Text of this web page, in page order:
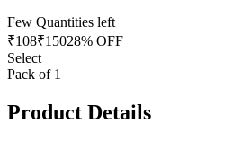
Few Quantities left
₹108₹15028% OFF
Select
Pack of 1
Product Details